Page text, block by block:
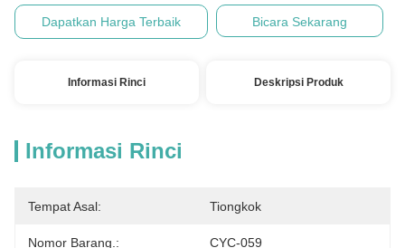
Dapatkan Harga Terbaik Bicara Sekarang
Informasi Rinci Deskripsi Produk
Informasi Rinci
Tempat Asal: Tiongkok
Nomor Barang.: CYC-059